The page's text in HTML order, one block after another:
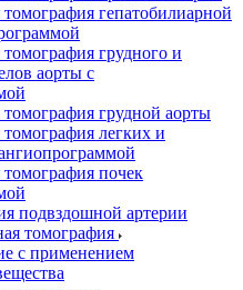
гепатобилиарной
грудного и
аорты с
грудной аорты
легких и
почек
подвздошной артерии
томография
с применением